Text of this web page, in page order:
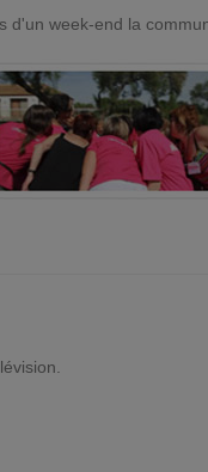
week-end la